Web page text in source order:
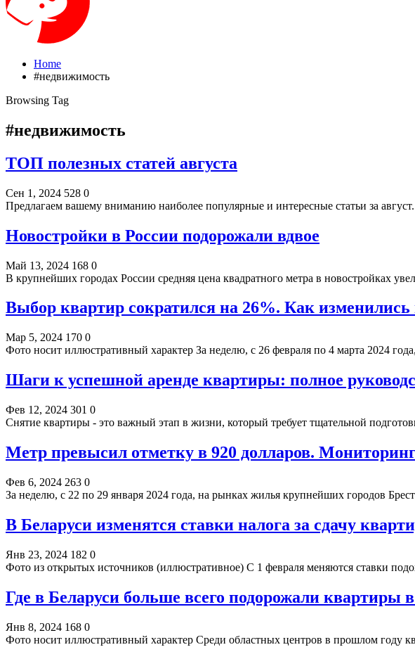
Home
#недвижимость
Browsing Tag
#недвижимость
ТОП полезных статей августа
Сен 1, 2024 528 0
Предлагаем вашему вниманию наиболее популярные и интересные статьи за
Новостройки в России подорожали вдвое
Май 13, 2024 168 0
В крупнейших городах России средняя цена квадратного метра в новостройках
Выбор квартир сократился на 26%. Как
Мар 5, 2024 170 0
Фото носит иллюстративный характер За неделю, c 26 февраля по 4 марта 2024
Шаги к успешной аренде квартиры: полное
Фев 12, 2024 301 0
Снятие квартиры - это важный этап в жизни, который требует тщательной
Метр превысил отметку в 920 долларов.
Фев 6, 2024 263 0
За неделю, с 22 по 29 января 2024 года, на рынках жилья крупнейших городов
В Беларуси изменятся ставки налога за сдачу
Янв 23, 2024 182 0
Фото из открытых источников (иллюстративное) С 1 февраля меняются ставки
Где в Беларуси больше всего подорожали квартиры в
Янв 8, 2024 168 0
Фото носит иллюстративный характер Среди областных центров в прошлом году